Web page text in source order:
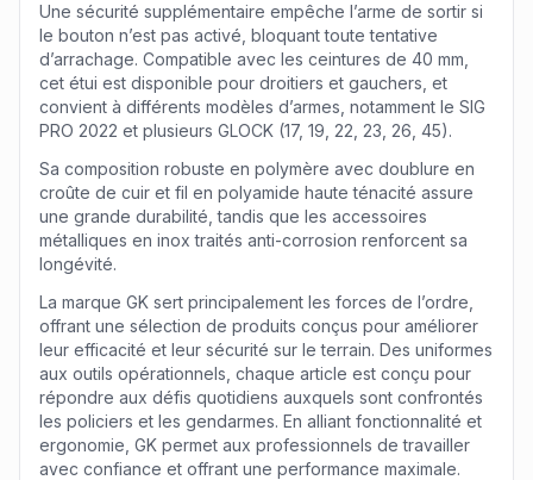
Une sécurité supplémentaire empêche l’arme de sortir si
le bouton n’est pas activé, bloquant toute tentative
d’arrachage. Compatible avec les ceintures de 40 mm,
cet étui est disponible pour droitiers et gauchers, et
convient à différents modèles d’armes, notamment le SIG
PRO 2022 et plusieurs GLOCK (17, 19, 22, 23, 26, 45).
Sa composition robuste en polymère avec doublure en
croûte de cuir et fil en polyamide haute ténacité assure
une grande durabilité, tandis que les accessoires
métalliques en inox traités anti-corrosion renforcent sa
longévité.
La marque GK sert principalement les forces de l’ordre,
offrant une sélection de produits conçus pour améliorer
leur efficacité et leur sécurité sur le terrain. Des uniformes
aux outils opérationnels, chaque article est conçu pour
répondre aux défis quotidiens auxquels sont confrontés
les policiers et les gendarmes. En alliant fonctionnalité et
ergonomie, GK permet aux professionnels de travailler
avec confiance et offrant une performance maximale.